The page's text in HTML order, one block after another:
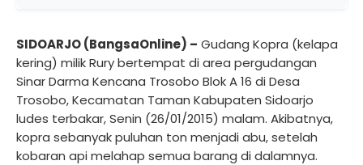
SIDOARJO (BangsaOnline) – Gudang Kopra (kelapa
kering) milik Rury bertempat di area pergudangan
Sinar Darma Kencana Trosobo Blok A 16 di Desa
Trosobo, Kecamatan Taman Kabupaten Sidoarjo
ludes terbakar, Senin (26/01/2015) malam. Akibatnya,
kopra sebanyak puluhan ton menjadi abu, setelah
kobaran api melahap semua barang di dalamnya.